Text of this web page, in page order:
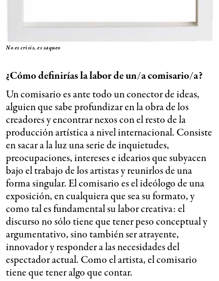
No es crisis, es saqueo
¿Cómo definirías la labor de un/a comisario/a?
Un comisario es ante todo un conector de ideas,
alguien que sabe profundizar en la obra de los
creadores y encontrar nexos con el resto de la
producción artística a nivel internacional. Consiste
en sacar a la luz una serie de inquietudes,
preocupaciones, intereses e idearios que subyacen
bajo el trabajo de los artistas y reunirlos de una
forma singular. El comisario es el ideólogo de una
exposición, en cualquiera que sea su formato, y
como tal es fundamental su labor creativa: el
discurso no sólo tiene que tener peso conceptual y
argumentativo, sino también ser atrayente,
innovador y responder a las necesidades del
espectador actual. Como el artista, el comisario
tiene que tener algo que contar.